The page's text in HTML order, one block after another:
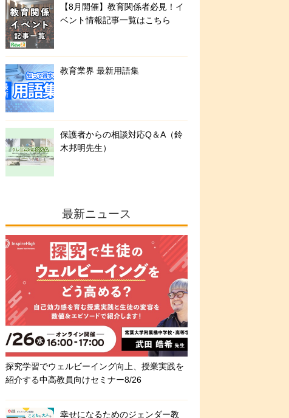
【8月開催】教育関係者必見！イ
ベント情報記事一覧はこちら
教育業界 最新用語集
保護者からの相談対応Q＆A（鈴
木邦明先生）
最新ニュース
探究学習でウェルビーイング向上、授業実践を
紹介する中高教員向けセミナー8/26
幸せになるためのジェンダー教